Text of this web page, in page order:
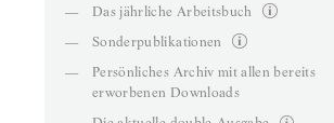
—
Das jährliche Arbeitsbuch
—
Sonderpublikationen
—
Persönliches Archiv mit allen bereits
erworbenen Downloads